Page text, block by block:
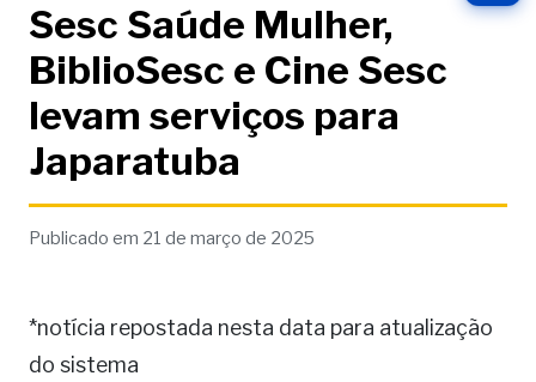
Sesc Saúde Mulher,
BiblioSesc e Cine Sesc
levam serviços para
Japaratuba
Publicado em 21 de março de 2025
*notícia repostada nesta data para atualização
do sistema